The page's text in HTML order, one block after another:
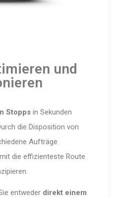
und
Stoppsin Sekunden
die Disposition von
Aufträge
die effizienteste Route
entweder direkt einem